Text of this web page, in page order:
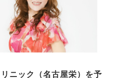
ニック（名古屋栄）を予